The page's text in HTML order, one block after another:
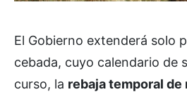
El Gobierno extenderá solo
cebada, cuyo calendario de
curso, la rebaja temporal